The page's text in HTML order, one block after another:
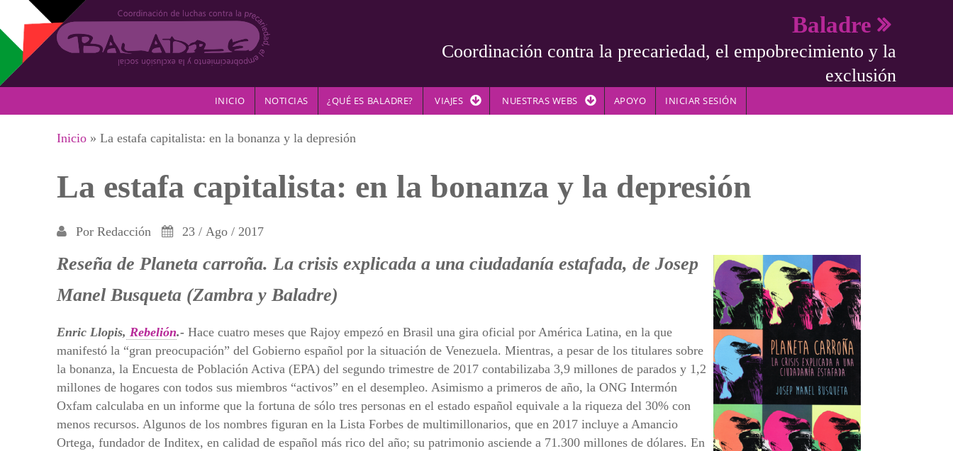
Pasar al contenido principal
Baladre
Coordinación contra la precariedad, el empobrecimiento y la
exclusión
INICIO NOTICIAS ¿QUÉ ES BALADRE? VIAJES NUESTRAS WEBS APOYO INICIAR SESIÓN
Se encuentra usted aquí
Inicio » La estafa capitalista: en la bonanza y la depresión
La estafa capitalista: en la bonanza y la depresión
Por Redacción 23 / Ago / 2017
Reseña de Planeta carroña. La crisis explicada a una ciudadanía estafada, de Josep
Manel Busqueta (Zambra y Baladre)
Enric Llopis, Rebelión.- Hace cuatro meses que Rajoy empezó en Brasil una gira oficial por América Latina, en la que
manifestó la “gran preocupación” del Gobierno español por la situación de Venezuela. Mientras, a pesar de los titulares sobre
la bonanza, la Encuesta de Población Activa (EPA) del segundo trimestre de 2017 contabilizaba 3,9 millones de parados y 1,2
millones de hogares con todos sus miembros “activos” en el desempleo. Asimismo a primeros de año, la ONG Intermón
Oxfam calculaba en un informe que la fortuna de sólo tres personas en el estado español equivale a la riqueza del 30% con
menos recursos. Algunos de los nombres figuran en la Lista Forbes de multimillonarios, que en 2017 incluye a Amancio
Ortega, fundador de Inditex, en calidad de español más rico del año; su patrimonio asciende a 71.300 millones de dólares. En